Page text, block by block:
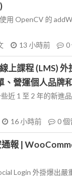
用 OpenCV 的
13 小時前 0
上課程 (LMS)
、營運個人品牌
近 1 至 2 年的新進
16 小時前 0個
報 |
Login 外掛爆出嚴